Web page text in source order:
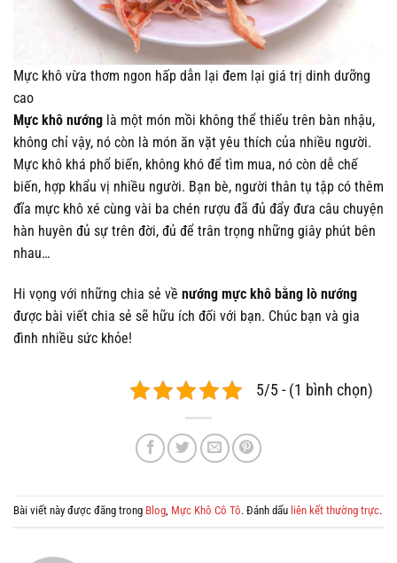
Mực khô vừa thơm ngon hấp dẫn lại đem lại giá trị dinh dưỡng
cao
Mực khô nướng là một món mồi không thể thiếu trên bàn nhậu,
không chỉ vậy, nó còn là món ăn vặt yêu thích của nhiều người.
Mực khô khá phổ biến, không khó để tìm mua, nó còn dễ chế
biến, hợp khẩu vị nhiều người. Bạn bè, người thân tụ tập có thêm
đĩa mực khô xé cùng vài ba chén rượu đã đủ đẩy đưa câu chuyện
hàn huyên đủ sự trên đời, đủ để trân trọng những giây phút bên
nhau…
Hi vọng với những chia sẻ về nướng mực khô bằng lò nướng
được bài viết chia sẻ sẽ hữu ích đối với bạn. Chúc bạn và gia
đình nhiều sức khỏe!
5/5 - (1 bình chọn)
Bài viết này được đăng trong Blog, Mực Khô Cô Tô. Đánh dấu liên kết thường trực.